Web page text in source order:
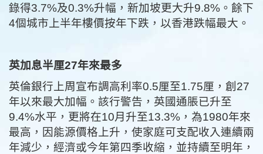
錄得3.7%及0.3%升幅，新加坡更大升9.8%。餘下
4個城市上半年樓價按年下跌，以香港跌幅最大。
英加息半厘27年來最多
英倫銀行上周宣布調高利率0.5厘至1.75厘，創27
年以來最大加幅。該行警告，英國通脹已升至
9.4%水平，更將在10月升至13.3%，為1980年來
最高，因能源價格上升，使家庭可支配收入連續兩
年減少，經濟或今年第四季收縮，並持續至明年，